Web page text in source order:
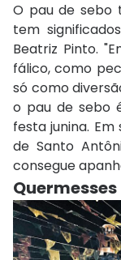
O pau de sebo
tem
Beatriz Pinto.
fálico, como
só como
o pau de sebo
festa junina.
de Santo
consegue
Quermesses